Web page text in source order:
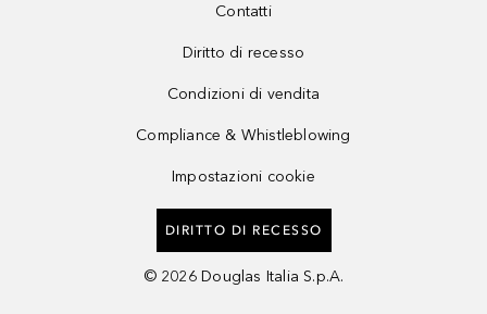
Contatti
Diritto di recesso
Condizioni di vendita
Compliance & Whistleblowing
Impostazioni cookie
DIRITTO DI RECESSO
© 2026 Douglas Italia S.p.A.